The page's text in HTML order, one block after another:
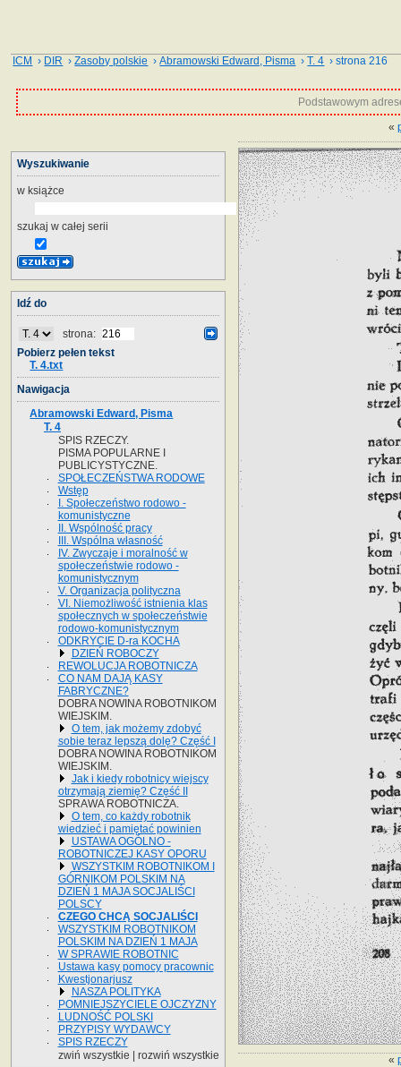
ICM › DIR ›Zasoby polskie ›Abramowski Edward, Pisma ›T. 4 › strona 216
Podstawowym
«
«
Wyszukiwanie
w książce
szukaj w całej serii
Idź do
strona:
Pobierz pełen tekst
T. 4.txt
Nawigacja
Abramowski Edward, Pisma
T. 4
SPIS RZECZY.
PISMA POPULARNE I
PUBLICYSTYCZNE.
SPOŁECZEŃSTWA RODOWE
Wstęp
I. Społeczeństwo rodowo -
komunistyczne
II. Wspólność pracy
III. Wspólna własność
IV. Zwyczaje i moralność w
społeczeństwie rodowo -
komunistycznym
V. Organizacja polityczna
VI. Niemożliwość istnienia klas
społecznych w społeczeństwie
rodowo-komunistycznym
ODKRYCIE D-ra KOCHA
DZIEŃ ROBOCZY
REWOLUCJA ROBOTNICZA
CO NAM DAJĄ KASY
FABRYCZNE?
DOBRA NOWINA ROBOTNIKOM
WIEJSKIM.
O tem, jak możemy zdobyć
sobie teraz lepszą dolę? Część I
DOBRA NOWINA ROBOTNIKOM
WIEJSKIM.
Jak i kiedy robotnicy wiejscy
otrzymają ziemię? Część II
SPRAWA ROBOTNICZA.
O tem, co każdy robotnik
wiedzieć i pamiętać powinien
USTAWA OGÓLNO -
ROBOTNICZEJ KASY OPORU
WSZYSTKIM ROBOTNIKOM I
GÓRNIKOM POLSKIM NA
DZIEŃ 1 MAJA SOCJALIŚCI
POLSCY
CZEGO CHCĄ SOCJALIŚCI
WSZYSTKIM ROBOTNIKOM
POLSKIM NA DZIEŃ 1 MAJA
W SPRAWIE ROBOTNIC
Ustawa kasy pomocy pracownic
Kwestjonarjusz
NASZA POLITYKA
POMNIEJSZYCIELE OJCZYZNY
LUDNOŚĆ POLSKI
PRZYPISY WYDAWCY
SPIS RZECZY
zwiń wszystkie
rozwiń wszystkie